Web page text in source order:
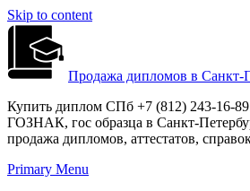
Skip to content
Продажа дипломов в Санкт-
Купить диплом СПб +7 (812) 243-16-
ГОЗНАК, гос образца в Санкт-
продажа дипломов, аттестатов,
Primary Menu